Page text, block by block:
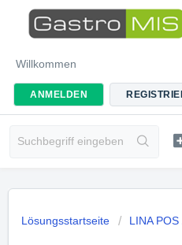
Willkommen
ANMELDEN
Lösungsstartseite LINA